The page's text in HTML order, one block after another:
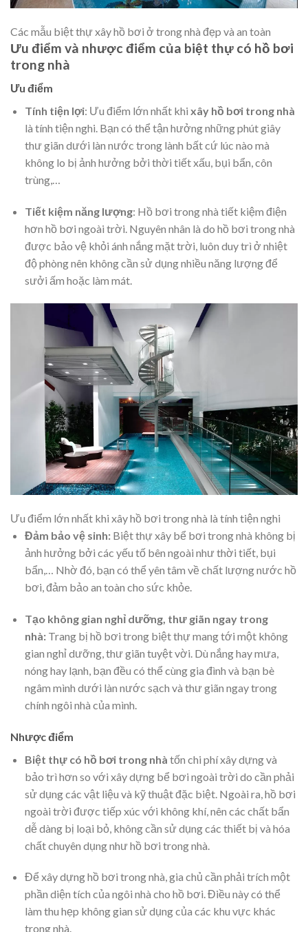
Các mẫu biệt thự xây hồ bơi ở trong nhà đẹp và an toàn
Ưu điểm và nhược điểm của biệt thự có hồ bơi
trong nhà
Ưu điểm
Tính tiện lợi: Ưu điểm lớn nhất khi xây hồ bơi trong nhà
là tính tiện nghi. Bạn có thể tận hưởng những phút giây
thư giãn dưới làn nước trong lành bất cứ lúc nào mà
không lo bị ảnh hưởng bởi thời tiết xấu, bụi bẩn, côn
trùng,…
Tiết kiệm năng lượng: Hồ bơi trong nhà tiết kiệm điện
hơn hồ bơi ngoài trời. Nguyên nhân là do hồ bơi trong nhà
được bảo vệ khỏi ánh nắng mặt trời, luôn duy trì ở nhiệt
độ phòng nên không cần sử dụng nhiều năng lượng để
sưởi ấm hoặc làm mát.
Ưu điểm lớn nhất khi xây hồ bơi trong nhà là tính tiện nghi
Đảm bảo vệ sinh:Biệt thự xây bể bơi trong nhà không bị
ảnh hưởng bởi các yếu tố bên ngoài như thời tiết, bụi
bẩn,… Nhờ đó, bạn có thể yên tâm về chất lượng nước hồ
bơi, đảm bảo an toàn cho sức khỏe.
Tạo không gian nghỉ dưỡng, thư giãn ngay trong
nhà:Trang bị hồ bơi trong biệt thự mang tới một không
gian nghỉ dưỡng, thư giãn tuyệt vời. Dù nắng hay mưa,
nóng hay lạnh, bạn đều có thể cùng gia đình và bạn bè
ngâm mình dưới làn nước sạch và thư giãn ngay trong
chính ngôi nhà của mình.
Nhược điểm
Biệt thự có hồ bơi trong nhà tốn chi phí xây dựng và
bảo trì hơn so với xây dựng bể bơi ngoài trời do cần phải
sử dụng các vật liệu và kỹ thuật đặc biệt. Ngoài ra, hồ bơi
ngoài trời được tiếp xúc với không khí, nên các chất bẩn
dễ dàng bị loại bỏ, không cần sử dụng các thiết bị và hóa
chất chuyên dụng như hồ bơi trong nhà.
Để xây dựng hồ bơi trong nhà, gia chủ cần phải trích một
phần diện tích của ngôi nhà cho hồ bơi. Điều này có thể
làm thu hẹp không gian sử dụng của các khu vực khác
trong nhà.